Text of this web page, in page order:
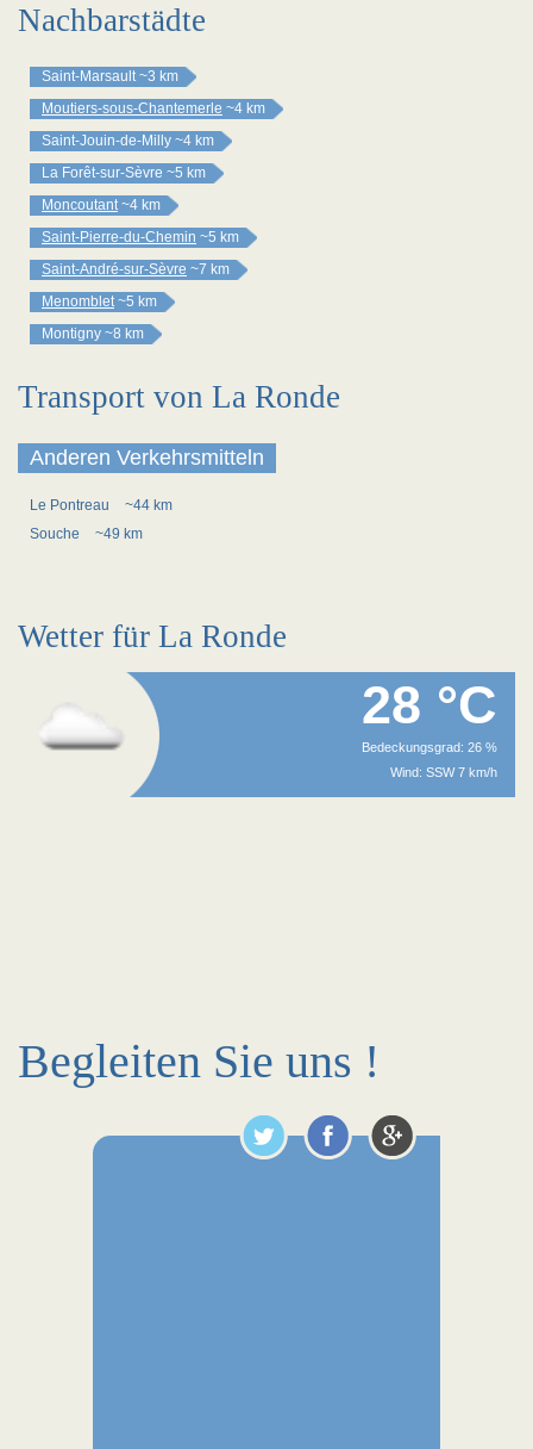
Nachbarstädte
Saint-Marsault ~3 km
Moutiers-sous-Chantemerle ~4 km
Saint-Jouin-de-Milly ~4 km
La Forêt-sur-Sèvre ~5 km
Moncoutant ~4 km
Saint-Pierre-du-Chemin ~5 km
Saint-André-sur-Sèvre ~7 km
Menomblet ~5 km
Montigny ~8 km
Transport von La Ronde
Anderen Verkehrsmitteln
Le Pontreau
~44 km
Souche
~49 km
Wetter für La Ronde
28 °C
Bedeckungsgrad: 26 %
Wind: SSW 7 km/h
Begleiten Sie uns !